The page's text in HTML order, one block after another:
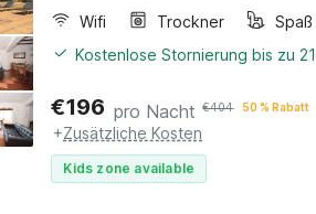
Wifi
Trockner
Kostenlose Stornierung bis zu
€196 pro Nacht €404 50 % Rabatt
+Zusätzliche Kosten
Kids zone available